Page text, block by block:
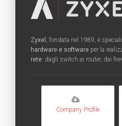
Zyxel , fondata nel 1989, è
hardware e software per la
rete: dagli switch ai router, dai
Company Profile